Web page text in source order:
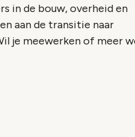
in de bouw, overheid en
aan de transitie naar
je meewerken of meer